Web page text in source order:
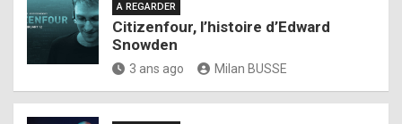
A REGARDER
Citizenfour, l’histoire d’Edward
Snowden
3 ans ago Milan BUSSE